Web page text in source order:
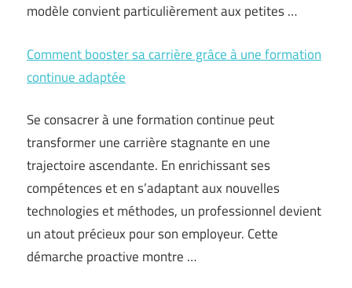
modèle convient particulièrement aux petites …
Comment booster sa carrière grâce à une formation
continue adaptée
Se consacrer à une formation continue peut
transformer une carrière stagnante en une
trajectoire ascendante. En enrichissant ses
compétences et en s’adaptant aux nouvelles
technologies et méthodes, un professionnel devient
un atout précieux pour son employeur. Cette
démarche proactive montre …